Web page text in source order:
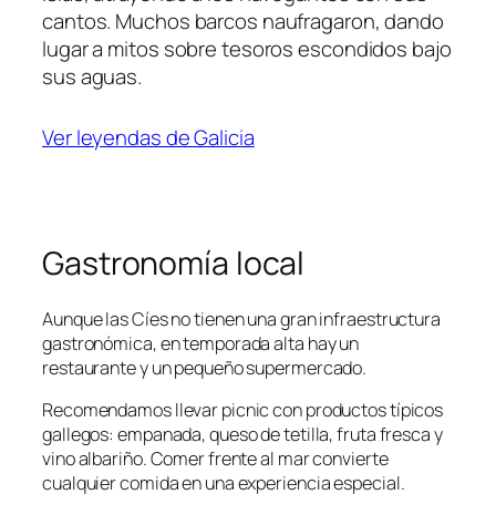
cantos. Muchos barcos naufragaron, dando
lugar a mitos sobre tesoros escondidos bajo
sus aguas.
Ver leyendas de Galicia
Gastronomía local
Aunque las Cíes no tienen una gran infraestructura
gastronómica, en temporada alta hay un
restaurante y un pequeño supermercado.
Recomendamos llevar picnic con productos típicos
gallegos: empanada, queso de tetilla, fruta fresca y
vino albariño. Comer frente al mar convierte
cualquier comida en una experiencia especial.